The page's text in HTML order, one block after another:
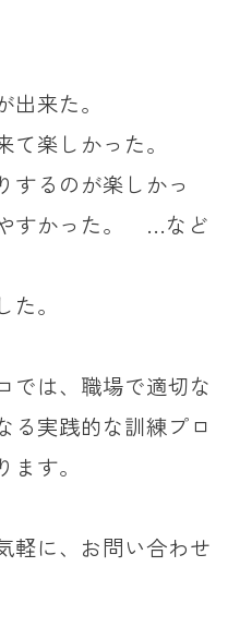
来た。
て楽しかった。
するのが楽しかっ
すかった。 …など
。
では、職場で適切な
る実践的な訓練プロ
す。
軽に、お問い合わせ